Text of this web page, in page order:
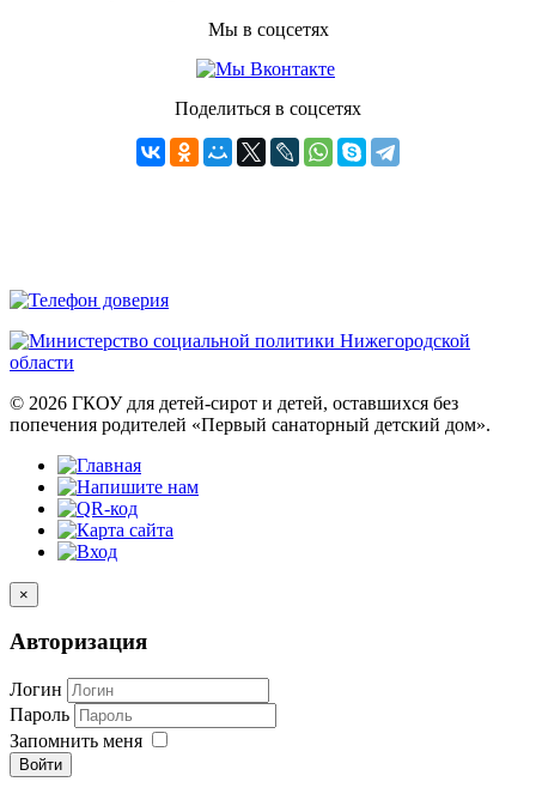
Мы в соцсетях
Поделиться в соцсетях
© 2026 ГКОУ для детей-сирот и детей, оставшихся без
попечения родителей «Первый санаторный детский дом».
×
Авторизация
Логин
Пароль
Запомнить меня
Войти